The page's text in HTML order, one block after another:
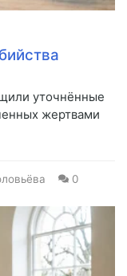
уточнённые
жертвами
0